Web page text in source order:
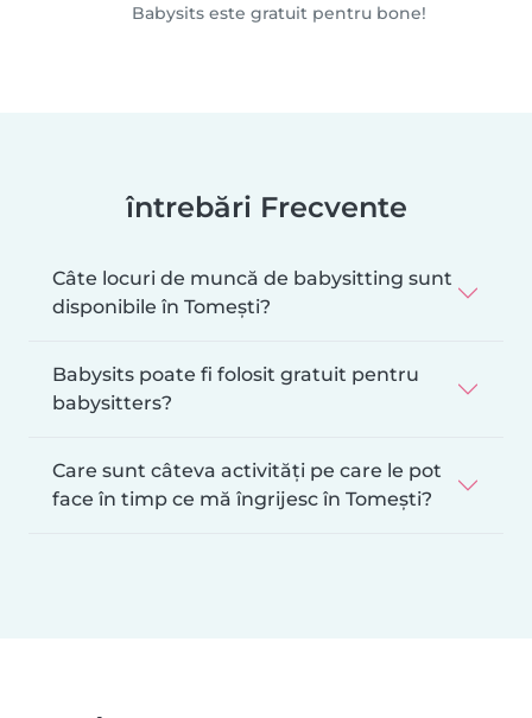
Babysits este gratuit pentru bone!
întrebări Frecvente
Câte locuri de muncă de babysitting sunt
disponibile în Tomeşti?
Babysits poate fi folosit gratuit pentru
babysitters?
Care sunt câteva activități pe care le pot
face în timp ce mă îngrijesc în Tomeşti?